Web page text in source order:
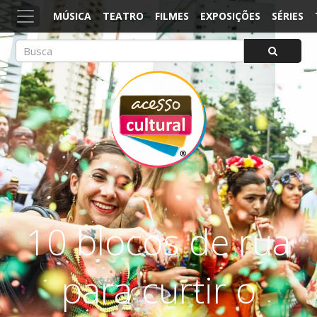
MÚSICA TEATRO FILMES EXPOSIÇÕES SÉRIES
ACESSO CULTURAL
Arte, Cultura Pop e Entretenimento
10 blocos de rua
para curtir o